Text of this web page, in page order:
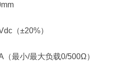
（±20%）
最小/最大负载0/500Ω）